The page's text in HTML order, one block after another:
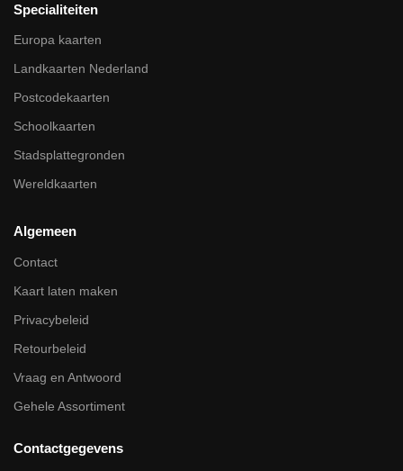
Specialiteiten
Europa kaarten
Landkaarten Nederland
Postcodekaarten
Schoolkaarten
Stadsplattegronden
Wereldkaarten
Algemeen
Contact
Kaart laten maken
Privacybeleid
Retourbeleid
Vraag en Antwoord
Gehele Assortiment
Contactgegevens